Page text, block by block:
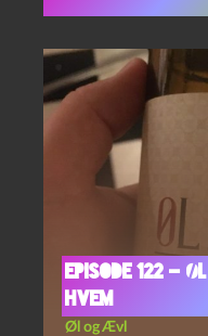
Episode 122 –
Hvem
Øl og Ævl